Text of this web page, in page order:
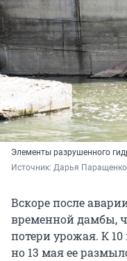
Элементы разрушенного
Источник: Дарья Паращенко
Вскоре после
временной дамбы,
потери урожая. К 10
но 13 мая ее